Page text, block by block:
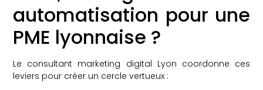
automatisation pour une
PME lyonnaise ?
Le consultant marketing digital Lyon coordonne ces
leviers pour créer un cercle vertueux :